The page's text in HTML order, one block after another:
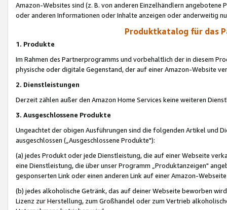
Amazon-Websites sind (z. B. von anderen Einzelhändlern
oder anderen Informationen oder Inhalte anzeigen oder anderweitig
Produktkatalog für das
1. Produkte
Im Rahmen des Partnerprogramms und vorbehaltlich der in diesem
physische oder digitale Gegenstand, der auf einer Amazon-Website
2. Dienstleistungen
Derzeit zählen außer den Amazon Home Services keine weiteren
3. Ausgeschlossene Produkte
Ungeachtet der obigen Ausführungen sind die folgenden Artikel und
ausgeschlossen („Ausgeschlossene Produkte"):
(a) jedes Produkt oder jede Dienstleistung, die auf einer Webseite
eine Dienstleistung, die über unser Programm „Produktanzeigen"
gesponserten Link oder einen anderen Link auf einer Amazon-
(b) jedes alkoholische Getränk, das auf deiner Webseite beworben
Lizenz zur Herstellung, zum Großhandel oder zum Vertrieb